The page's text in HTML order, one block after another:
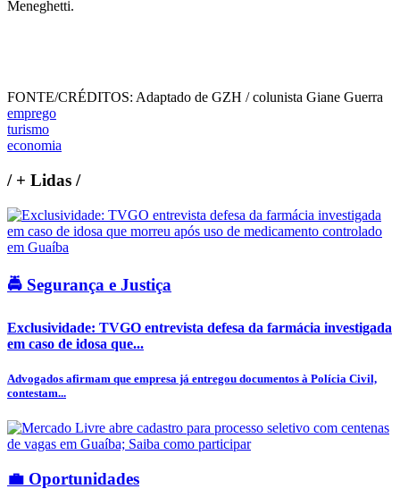
Meneghetti.
FONTE/CRÉDITOS: Adaptado de GZH / colunista Giane Guerra
emprego
turismo
economia
/+ Lidas /
🚔 Segurança e Justiça
Exclusividade: TVGO entrevista defesa da farmácia investigada
em caso de idosa que...
Advogados afirmam que empresa já entregou documentos à Polícia Civil,
contestam...
💼 Oportunidades